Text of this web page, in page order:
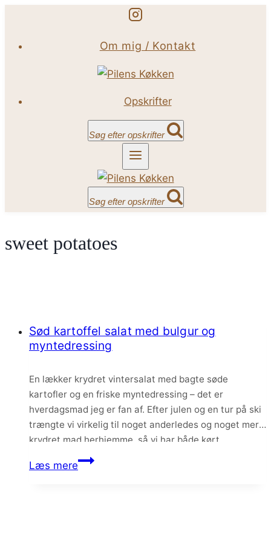
indhold
Om mig / Kontakt
Opskrifter
Søg efter opskrifter
Søg efter opskrifter
sweet potatoes
Sød kartoffel salat med bulgur og
myntedressing
En lækker krydret vintersalat med bagte søde
kartofler og en friske myntedressing – det er
hverdagsmad jeg er fan af. Efter julen og en tur på ski
trængte vi virkelig til noget anderledes og noget mere
krydret mad herhjemme, så vi har både kørt
thaisuppe, wok, mexicansk og sidste men ikke mindst
denne krydrede og…
Læs mereSød